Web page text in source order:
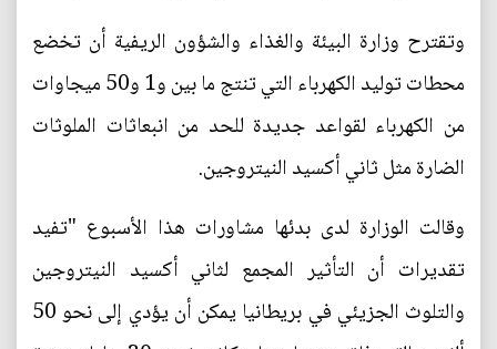
وتقترح وزارة البيئة والغذاء والشؤون الريفية أن تخضع
محطات توليد الكهرباء التي تنتج ما بين و1 و50 ميجاوات
من الكهرباء لقواعد جديدة للحد من انبعاثات الملوثات
الضارة مثل ثاني أكسيد النيتروجين.
وقالت الوزارة لدى بدئها مشاورات هذا الأسبوع "تفيد
تقديرات أن التأثير المجمع لثاني أكسيد النيتروجين
والتلوث الجزيئي في بريطانيا يمكن أن يؤدي إلى نحو 50